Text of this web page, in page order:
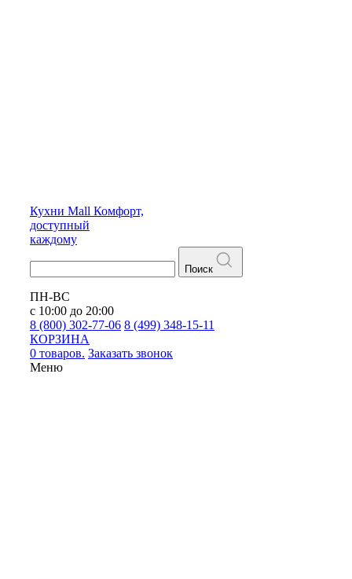
Кухни Mall Комфорт,
доступный
каждому
Поиск
ПН-ВС
с 10:00 до 20:00
8 (800) 302-77-06 8 (499) 348-15-11
КОРЗИНА
0 товаров. Заказать звонок
Меню